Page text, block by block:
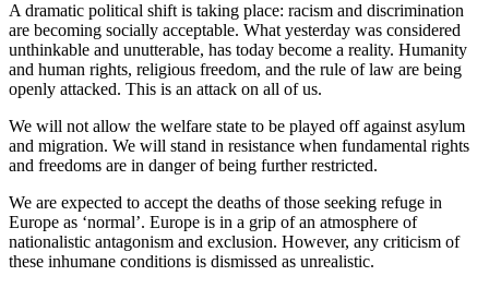
A dramatic political shift is taking place: racism and discrimination
are becoming socially acceptable. What yesterday was considered
unthinkable and unutterable, has today become a reality. Humanity
and human rights, religious freedom, and the rule of law are being
openly attacked. This is an attack on all of us.
We will not allow the welfare state to be played off against asylum
and migration. We will stand in resistance when fundamental rights
and freedoms are in danger of being further restricted.
We are expected to accept the deaths of those seeking refuge in
Europe as ‘normal’. Europe is in a grip of an atmosphere of
nationalistic antagonism and exclusion. However, any criticism of
these inhumane conditions is dismissed as unrealistic.